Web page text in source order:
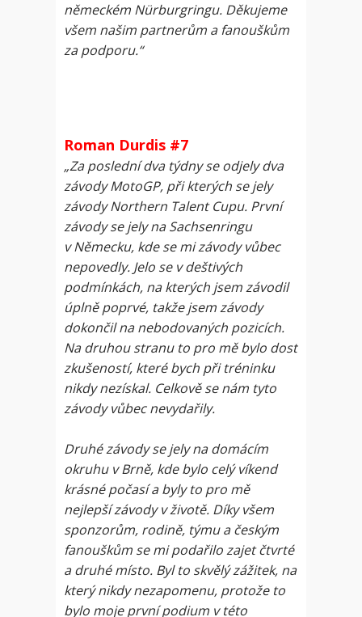
německém Nürburgringu. Děkujeme
všem našim partnerům a fanouškům
za podporu.“
Roman Durdis #7
„Za poslední dva týdny se odjely dva
závody MotoGP, při kterých se jely
závody Northern Talent Cupu. První
závody se jely na Sachsenringu
v Německu, kde se mi závody vůbec
nepovedly. Jelo se v deštivých
podmínkách, na kterých jsem závodil
úplně poprvé, takže jsem závody
dokončil na nebodovaných pozicích.
Na druhou stranu to pro mě bylo dost
zkušeností, které bych při tréninku
nikdy nezískal. Celkově se nám tyto
závody vůbec nevydařily.
Druhé závody se jely na domácím
okruhu v Brně, kde bylo celý víkend
krásné počasí a byly to pro mě
nejlepší závody v životě. Díky všem
sponzorům, rodině, týmu a českým
fanouškům se mi podařilo zajet čtvrté
a druhé místo. Byl to skvělý zážitek, na
který nikdy nezapomenu, protože to
bylo moje první podium v této